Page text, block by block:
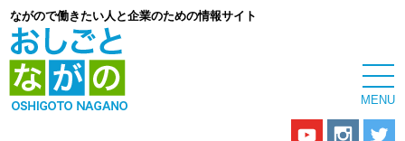
ながので働きたい人と企業のための情報サイト